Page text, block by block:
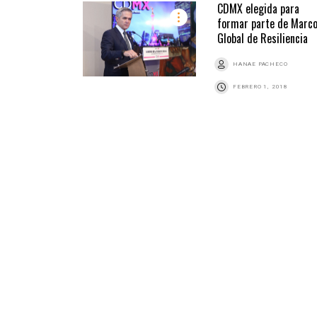
CDMX elegida para
formar parte de Marco
Global de Resiliencia
HANAE PACHECO
FEBRERO 1, 2018